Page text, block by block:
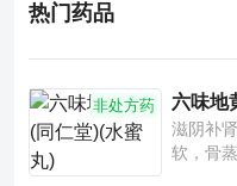
热门药品
非处方药 六味地
滋阴补
软，骨